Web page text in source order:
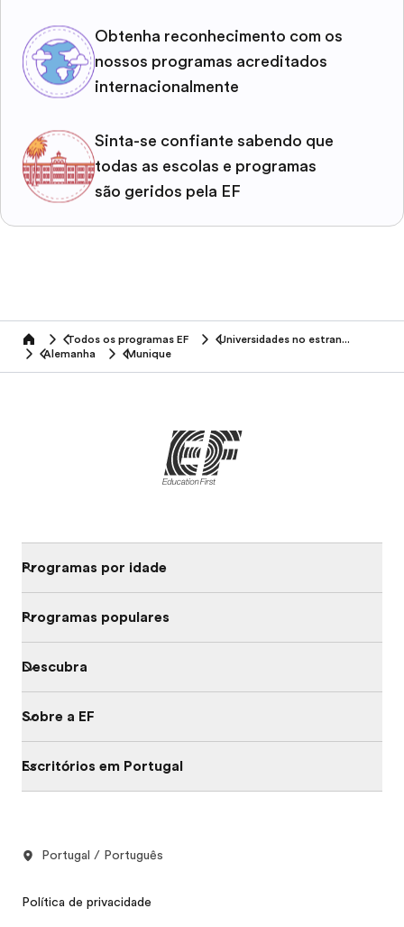
Obtenha reconhecimento com os
nossos programas acreditados
internacionalmente
Sinta-se confiante sabendo que
todas as escolas e programas
são geridos pela EF
home Todos os programas EF
Universidades no estrangeiro
Alemanha
Munique
Programas por idade
Programas populares
Descubra
Sobre a EF
Escritórios em Portugal
Portugal / Português
Política de privacidade